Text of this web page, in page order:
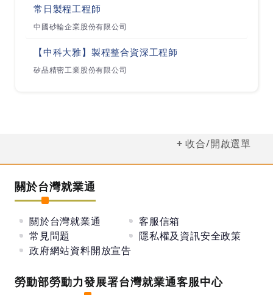
常日製程工程師
中國砂輪企業股份有限公司
【中科大雅】製程整合資深工程師
矽品精密工業股份有限公司
收合/開啟選單
關於台灣就業通
關於台灣就業通
客服信箱
常見問題
隱私權及資訊安全政策
政府網站資料開放宣告
勞動部勞動力發展署台灣就業通客服中心